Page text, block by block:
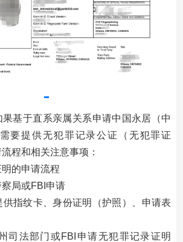
果基于直系亲属关系申请中国永居（中
要提供无犯罪记录公证（无犯罪证
程和相关注意事项：
的申请流程
局或FBI申请
指纹卡、身份证明（护照）、申请表
司法部门或FBI申请无犯罪记录证明